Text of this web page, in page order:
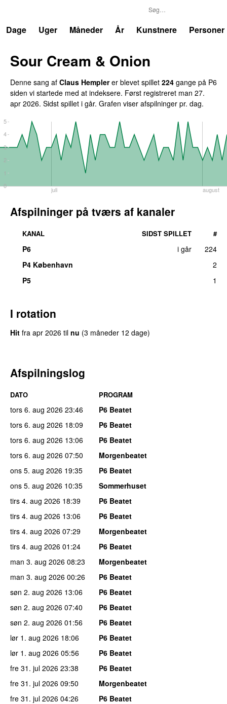
Dage
Uger Måneder År Kunstnere Personer
Sour Cream & Onion
Denne sang af Claus Hemplerer blevet spillet 224 gange på P6
siden vi startede med at indeksere. Først registreret man 27.
apr 2026. Sidst spillet i går. Grafen viser afspilninger pr. dag.
juli august
0
1
2
3
4
5
Afspilninger på tværs af kanaler
KANAL SIDST SPILLET #
P6 i går
224
P4 København
2
P5
1
I rotation
Hit fra apr 2026 til nu (3 måneder 12 dage)
Afspilningslog
DATO PROGRAM
tors 6. aug 2026 23:46
P6 Beatet
tors 6. aug 2026 18:09
P6 Beatet
tors 6. aug 2026 13:06
P6 Beatet
tors 6. aug 2026 07:50
Morgenbeatet
ons 5. aug 2026 19:35
P6 Beatet
ons 5. aug 2026 10:35
Sommerhuset
tirs 4. aug 2026 18:39
P6 Beatet
tirs 4. aug 2026 13:06
P6 Beatet
tirs 4. aug 2026 07:29
Morgenbeatet
tirs 4. aug 2026 01:24
P6 Beatet
man 3. aug 2026 08:23
Morgenbeatet
man 3. aug 2026 00:26
P6 Beatet
søn 2. aug 2026 13:06
P6 Beatet
søn 2. aug 2026 07:40
P6 Beatet
søn 2. aug 2026 01:56
P6 Beatet
lør 1. aug 2026 18:06
P6 Beatet
lør 1. aug 2026 05:56
P6 Beatet
fre 31. jul 2026 23:38
P6 Beatet
fre 31. jul 2026 09:50
Morgenbeatet
fre 31. jul 2026 04:26
P6 Beatet